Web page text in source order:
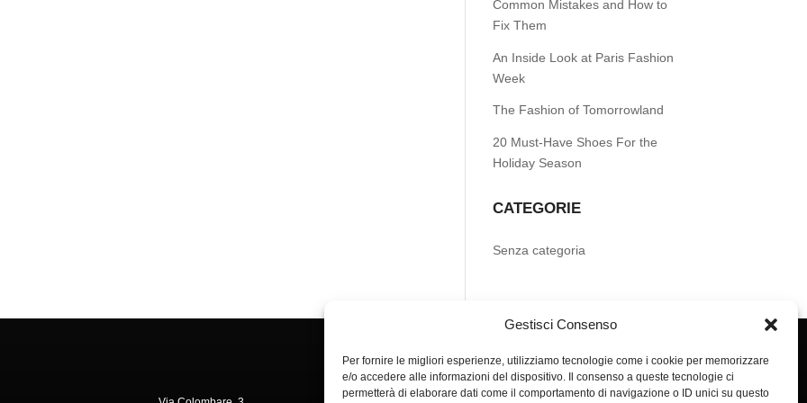
Gestisci Consenso
Per fornire le migliori esperienze, utilizziamo tecnologie come i cookie per memorizzare
e/o accedere alle informazioni del dispositivo. Il consenso a queste tecnologie ci
permetterà di elaborare dati come il comportamento di navigazione o ID unici su questo
Common Mistakes and How to
Fix Them
An Inside Look at Paris Fashion
Week
The Fashion of Tomorrowland
20 Must-Have Shoes For the
Holiday Season
CATEGORIE
Senza categoria